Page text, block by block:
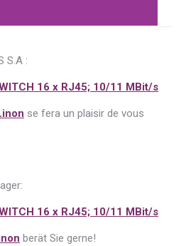
S.A :
16 x RJ45; 10/11 MBit/s
se fera un plaisir de vous
16 x RJ45; 10/11 MBit/s
berät Sie gerne!